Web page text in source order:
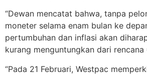
“Dewan mencatat bahwa, tanpa
moneter selama enam bulan ke
pertumbuhan dan inflasi akan
kurang menguntungkan dari rencana
“Pada 21 Februari, Westpac